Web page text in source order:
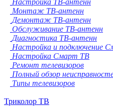
Настройка ТВ-антенн
Монтаж ТВ-антенн
Демонтаж ТВ-антенн
Обслуживание ТВ-антенн
Диагностика ТВ-антенн
Настройка и подключение
Настройка Смарт ТВ
Ремонт телевизоров
Полный обзор
Типы телевизоров
Триколор ТВ